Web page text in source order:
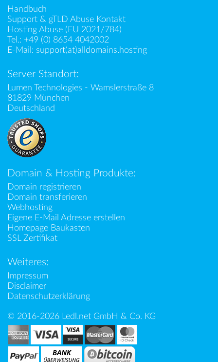
Handbuch
Support & gTLD Abuse Kontakt
Hosting Abuse (EU 2021/784)
Tel.: +49 (0) 8654 4042002
E-Mail: support(at)alldomains.hosting
Server Standort:
Lumen Technologies - Wamslerstraße 8
81829 München
Deutschland
Domain & Hosting Produkte:
Domain registrieren
Domain transferieren
Webhosting
Eigene E-Mail Adresse erstellen
Homepage Baukasten
SSL Zertifikat
Weiteres:
Impressum
Disclaimer
Datenschutzerklärung
© 2016-2026 Ledl.net GmbH & Co. KG